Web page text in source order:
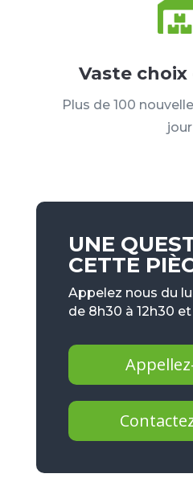
Vaste choix
Plus de 100
jour
UNE
CETTE
Appelez nous du
de 8h30 à 12h30 et